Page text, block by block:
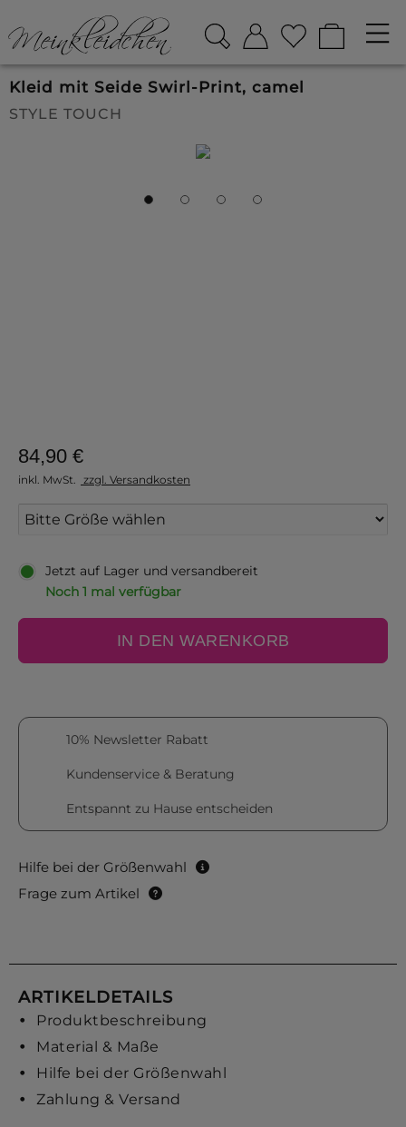
Kleid mit Seide Swirl-Print, camel
STYLE TOUCH
84,90 €
inkl. MwSt. zzgl. Versandkosten
Jetzt auf Lager und versandbereit
Noch 1 mal verfügbar
IN DEN WARENKORB
10% Newsletter Rabatt
Kundenservice & Beratung
Entspannt zu Hause entscheiden
Hilfe bei der Größenwahl
Frage zum Artikel
ARTIKELDETAILS
Produktbeschreibung
Material & Maße
Hilfe bei der Größenwahl
Zahlung & Versand